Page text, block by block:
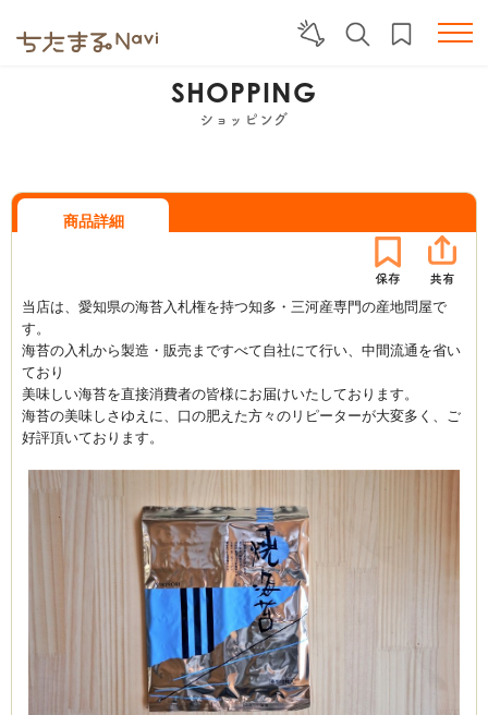
SHOPPING
ショッピング
商品詳細
当店は、愛知県の海苔入札権を持つ知多・三河産専門の産地問屋で
す。
海苔の入札から製造・販売まですべて自社にて行い、中間流通を省い
ており
美味しい海苔を直接消費者の皆様にお届けいたしております。
海苔の美味しさゆえに、口の肥えた方々のリピーターが大変多く、ご
好評頂いております。